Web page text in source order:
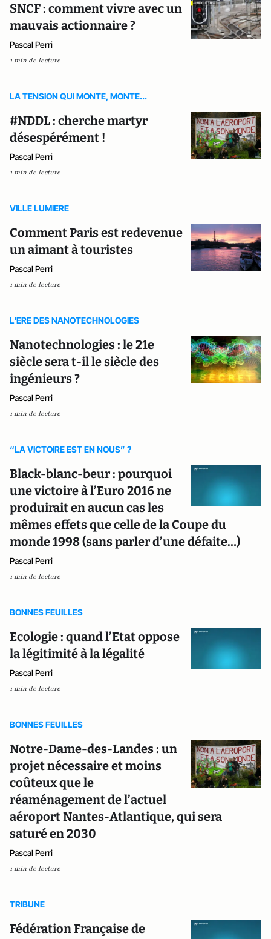
SNCF : comment vivre avec un
mauvais actionnaire ?
Pascal Perri
1 min de lecture
LA TENSION QUI MONTE, MONTE...
#NDDL : cherche martyr
désespérément !
Pascal Perri
1 min de lecture
VILLE LUMIERE
Comment Paris est redevenue
un aimant à touristes
Pascal Perri
1 min de lecture
L'ERE DES NANOTECHNOLOGIES
Nanotechnologies : le 21e
siècle sera t-il le siècle des
ingénieurs ?
Pascal Perri
1 min de lecture
“LA VICTOIRE EST EN NOUS” ?
Black-blanc-beur : pourquoi
une victoire à l’Euro 2016 ne
produirait en aucun cas les
mêmes effets que celle de la Coupe du
monde 1998 (sans parler d’une défaite…)
Pascal Perri
1 min de lecture
BONNES FEUILLES
Ecologie : quand l’Etat oppose
la légitimité à la légalité
Pascal Perri
1 min de lecture
BONNES FEUILLES
Notre-Dame-des-Landes : un
projet nécessaire et moins
coûteux que le
réaménagement de l’actuel
aéroport Nantes-Atlantique, qui sera
saturé en 2030
Pascal Perri
1 min de lecture
TRIBUNE
Fédération Française de